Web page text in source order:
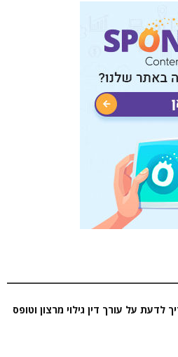
לדעת על עורך דין גילוי מרצון וטופס